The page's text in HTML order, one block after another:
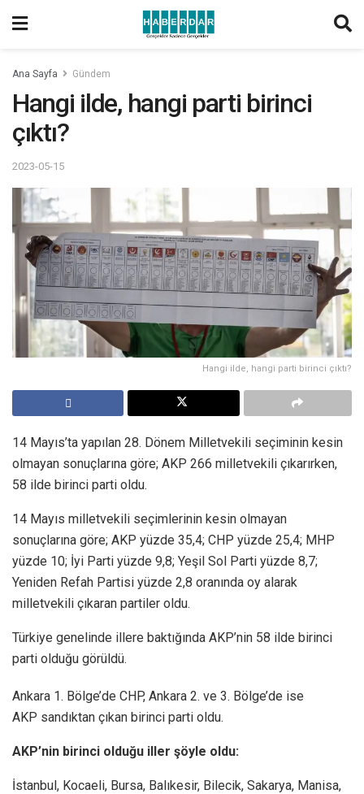
Ana Sayfa Gündem
Hangi ilde, hangi parti birinci
çıktı?
2023-05-15
Hangi ilde, hangi parti birinci çıktı?
14 Mayıs’ta yapılan 28. Dönem Milletvekili seçiminin kesin
olmayan sonuçlarına göre; AKP 266 milletvekili çıkarırken,
58 ilde birinci parti oldu.
14 Mayıs milletvekili seçimlerinin kesin olmayan
sonuçlarına göre; AKP yüzde 35,4; CHP yüzde 25,4; MHP
yüzde 10; İyi Parti yüzde 9,8; Yeşil Sol Parti yüzde 8,7;
Yeniden Refah Partisi yüzde 2,8 oranında oy alarak
milletvekili çıkaran partiler oldu.
Türkiye genelinde illere baktığında AKP’nin 58 ilde birinci
parti olduğu görüldü.
Ankara 1. Bölge’de CHP, Ankara 2. ve 3. Bölge’de ise
AKP sandıktan çıkan birinci parti oldu.
AKP’nin birinci olduğu iller şöyle oldu:
İstanbul, Kocaeli, Bursa, Balıkesir, Bilecik, Sakarya, Manisa,